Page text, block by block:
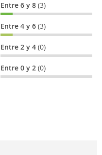
Entre 6 y 8(3)
Entre 4 y 6(3)
Entre 2 y 4(0)
Entre 0 y 2(0)